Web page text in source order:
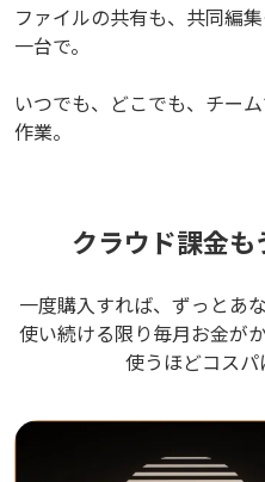
ファイルの共有も、共同編
一台で。
いつでも、どこでも、チー
作業。
クラウド課金も
一度購入すれば、ずっとあ
使い続ける限り毎月お金が
使うほどコスパ